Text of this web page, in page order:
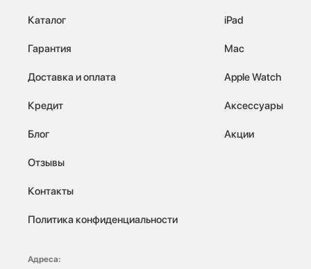
Каталог
Гарантия
Доставка и оплата
Кредит
Блог
Отзывы
Контакты
Политика конфиденциальности
iPad
Mac
Apple Watch
Аксессуары
Акции
Адреса: